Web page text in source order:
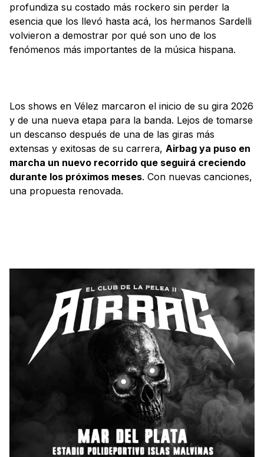
profundiza su costado más rockero sin perder la
esencia que los llevó hasta acá, los hermanos Sardelli
volvieron a demostrar por qué son uno de los
fenómenos más importantes de la música hispana.
Los shows en Vélez marcaron el inicio de su gira 2026
y de una nueva etapa para la banda. Lejos de tomarse
un descanso después de una de las giras más
extensas y exitosas de su carrera, Airbag ya puso en
marcha un nuevo recorrido que seguirá creciendo
durante los próximos meses. Con nuevas canciones,
una propuesta renovada.